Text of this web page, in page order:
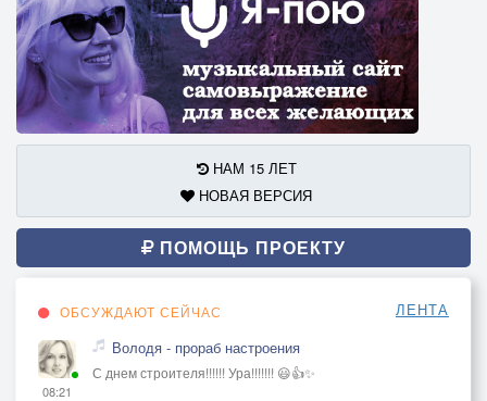
НАМ 15 ЛЕТ
НОВАЯ ВЕРСИЯ
ПОМОЩЬ ПРОЕКТУ
ОБСУЖДАЮТ СЕЙЧАС ЛЕНТА
08:21
Володя - прораб настроения
С днем строителя!!!!!! Ура!!!!!!! 😃👍✨